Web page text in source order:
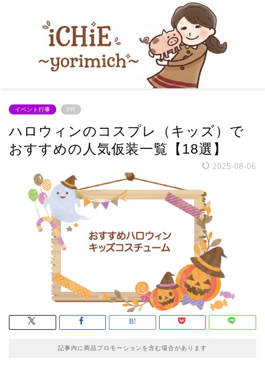
イベント行事 PR
ハロウィンのコスプレ（キッズ）で
おすすめの人気仮装一覧【18選】
2025-08-06
記事内に商品プロモーションを含む場合があります